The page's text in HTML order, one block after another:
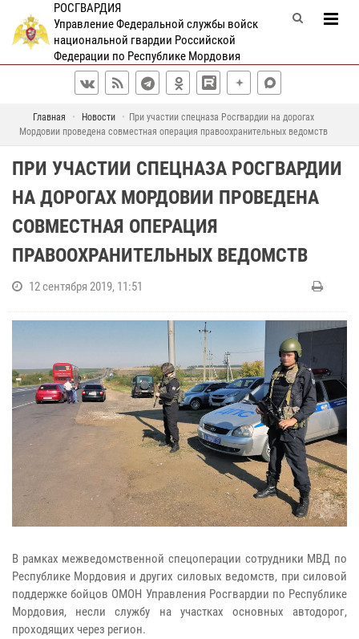
РОСГВАРДИЯ
Управление Федеральной службы войск
национальной гвардии Российской
Федерации по Республике Мордовия
Главная Новости
При участии спецназа Росгвардии на дорогах
Мордовии проведена совместная операция правоохранительных ведомств
ПРИ УЧАСТИИ СПЕЦНАЗА РОСГВАРДИИ
НА ДОРОГАХ МОРДОВИИ ПРОВЕДЕНА
СОВМЕСТНАЯ ОПЕРАЦИЯ
ПРАВООХРАНИТЕЛЬНЫХ ВЕДОМСТВ
12 сентября 2019, 11:51
В рамках межведомственной спецоперации сотрудники МВД по
Республике Мордовия и других силовых ведомств, при силовой
поддержке бойцов ОМОН Управления Росгвардии по Республике
Мордовия, несли службу на участках основных автодорог,
проходящих через регион.